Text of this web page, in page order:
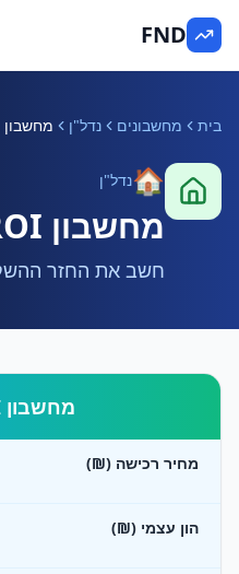
FND
בית מחשבונים נדל"ן מחשבון ROI לנכס
🏠נדל"ן
מחשבון ROI לנכס
חשב את החזר
מחשבון ROI לנכס
מחיר רכישה (₪)
הון עצמי (₪)